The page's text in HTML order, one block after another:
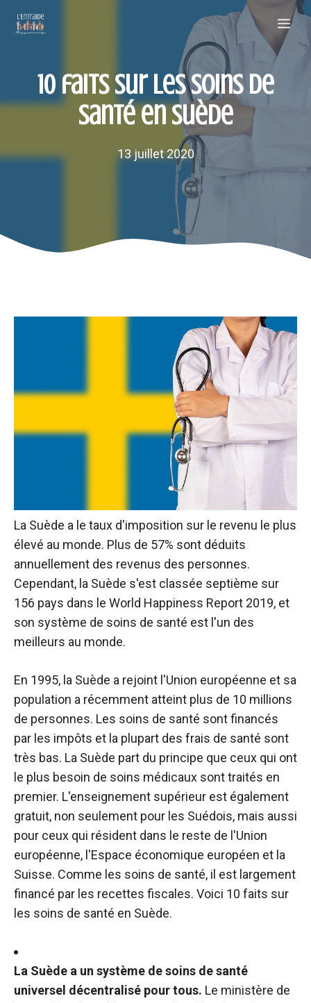
10 faits sur les soins de
santé en Suède
13 juillet 2020
La Suède a le taux d'imposition sur le revenu le plus
élevé au monde. Plus de 57% sont déduits
annuellement des revenus des personnes.
Cependant, la Suède s'est classée septième sur
156 pays dans le World Happiness Report 2019, et
son système de soins de santé est l'un des
meilleurs au monde.
En 1995, la Suède a rejoint l'Union européenne et sa
population a récemment atteint plus de 10 millions
de personnes. Les soins de santé sont financés
par les impôts et la plupart des frais de santé sont
très bas. La Suède part du principe que ceux qui ont
le plus besoin de soins médicaux sont traités en
premier. L'enseignement supérieur est également
gratuit, non seulement pour les Suédois, mais aussi
pour ceux qui résident dans le reste de l'Union
européenne, l'Espace économique européen et la
Suisse. Comme les soins de santé, il est largement
financé par les recettes fiscales. Voici 10 faits sur
les soins de santé en Suède.
La Suède a un système de soins de santé
universel décentralisé pour tous. Le ministère de